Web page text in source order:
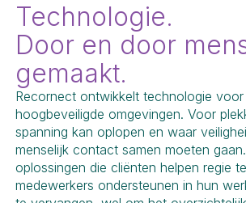
Technologie.
Door en door
gemaakt.
Recornect ontwikkelt technologie
hoogbeveiligde omgevingen. Voor
spanning kan oplopen en waar
menselijk contact samen moeten
oplossingen die cliënten helpen regie
medewerkers ondersteunen in hun